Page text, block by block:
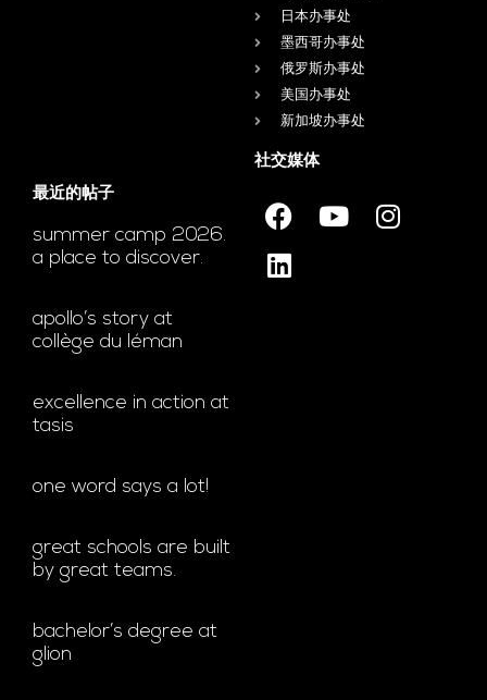
日本办事处
墨西哥办事处
俄罗斯办事处
美国办事处
新加坡办事处
最近的帖子
summer camp 2026.
a place to discover.
apollo’s story at
collège du léman
excellence in action at
tasis
one word says a lot!
great schools are built
by great teams.
bachelor’s degree at
glion
社交媒体